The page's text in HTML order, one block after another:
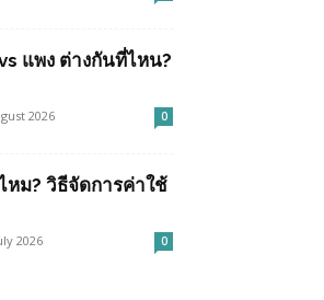
แพง ต่างกันที่ไหน?
2026 0
ม? วิธีจัดการค่าใช้
2026 0